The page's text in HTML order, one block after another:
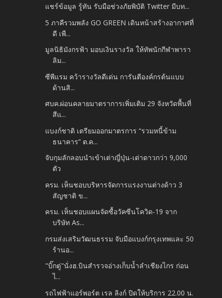
แชร์ข้อมูล รู้ทัน รับมือช่วงภัยพิบัติ Twitter มีบท...
5 ภาคีรวมพลัง GO GREEN เดินหน้าสร้างอากาศที่
ดี เพื...
มูลนิธิมังกรฟ้า มอบเงินรางวัล ให้ทัพนักกีฬาพารา
ลิม...
ซีพีแรม คว้ารางวัลดีเด่น การันตีองค์กรต้นแบบ
ด้านสิ...
ศบค.ผ่อนคลายมาตราการเพิ่มเติม 29 จังหวัดพื้นที่
สีแ...
แบงก์ชาติ เตรียมออกมาตรการ “รวมหนี้ข้าม
ธนาคาร” ต.ค...
จับกุมลักลอบนำเข้าเต่าญี่ปุ่น-เต่าดาวกว่า 9,000
ตัว
ครม. เห็นชอบบริหารจัดการแรงงานต่างด้าว 3
สัญชาติ ข...
ครม. เห็นชอบแผนจัดซื้อวัคซีนโควิด-19 จาก
บริษัท As...
กรมส่งเสริมวัฒนธรรม จับมือแบงก์กรุงเทพและ 50
ร้านอ...
"บิ๊กตู่"นั่งฮ.บินสำรวจอ่างเก็บน้ำลำเชียงไกร ก่อน
ไ...
รถไฟฟ้าแอร์พอร์ต เรล ลิงก์ ปิดให้บริการ 22.00 น.